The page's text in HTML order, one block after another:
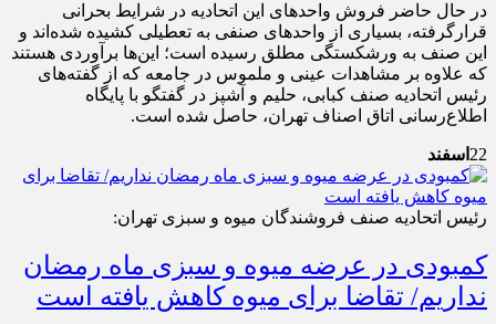
در حال حاضر فروش واحدهای این اتحادیه در شرایط بحرانی
قرارگرفته، بسیاری از واحدهای صنفی به تعطیلی کشیده شده‌اند و
این صنف به ورشکستگی مطلق رسیده است؛ این‌ها برآوردی هستند
که علاوه بر مشاهدات عینی و ملموس در جامعه که از گفته‌های
رئیس اتحادیه صنف کبابی، حلیم و آشپز در گفتگو با پایگاه
اطلاع‌رسانی اتاق اصناف تهران، حاصل شده است.
22 اسفند
رئیس اتحادیه صنف فروشندگان میوه و سبزی تهران:
کمبودی در عرضه میوه و سبزی ماه رمضان
نداریم/ تقاضا برای میوه کاهش یافته است